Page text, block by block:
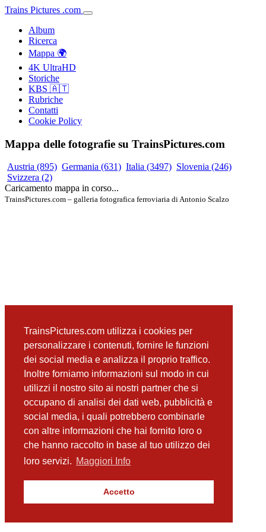
TrainsPictures.com utilizza i cookies per
personalizzare i contenuti, fornire le funzioni
dei social media e analizza il proprio traffico.
Inoltre forniamo informazioni sul modo in cui
utilizzi il nostro sito ai nostri partner che si
occupano di analisi dei dati web, pubblicità e
social media, i quali potrebbero combinarle
con altre informazioni che hai fornito loro o
che hanno raccolto in base al tuo utilizzo dei
loro servizi. Maggiori Info
Accetto
Trains Pictures .com
Album
Ricerca
Mappa 🌍
4K UltraHD
Storiche
KBS 🇦🇹
Rubriche
Contatti
Cookie Policy
Mappa delle fotografie su TrainsPictures.com
Austria (895) Germania (631) Italia (3497) Slovenia (246)
Svizzera (2)
Caricamento mappa in corso...
TrainsPictures.com – galleria fotografica ferroviaria di Antonio Scalzo